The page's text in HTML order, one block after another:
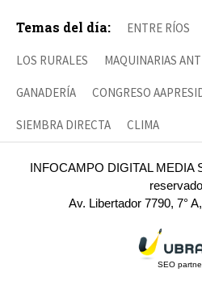
Temas del día: ENTRE RÍOS
LOS RURALES MAQUINARIAS
GANADERÍA CONGRESO
SIEMBRA DIRECTA CLIMA
INFOCAMPO DIGITAL MEDIA
Av. Libertador 7790, 7°
SEO